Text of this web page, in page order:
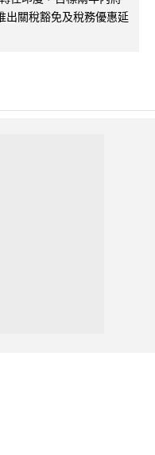
出關稅豁免及稅務優惠延